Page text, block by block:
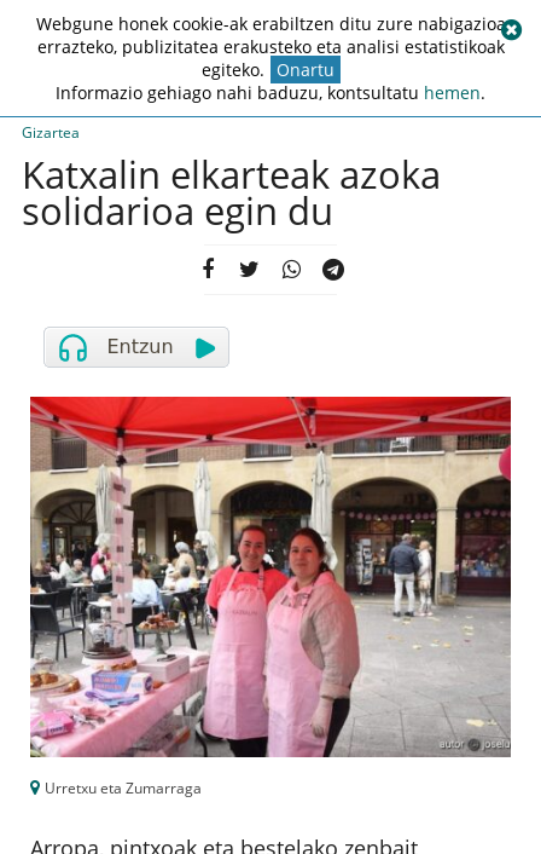
Gizartea
Katxalin elkarteak azoka
solidarioa egin du
Urretxu eta Zumarraga
Arropa, pintxoak eta bestelako zenbait
Webgune honek cookie-ak erabiltzen ditu zure nabigazioa
errazteko, publizitatea erakusteko eta analisi estatistikoak
egiteko. Onartu
Informazio gehiago nahi baduzu, kontsultatu hemen.